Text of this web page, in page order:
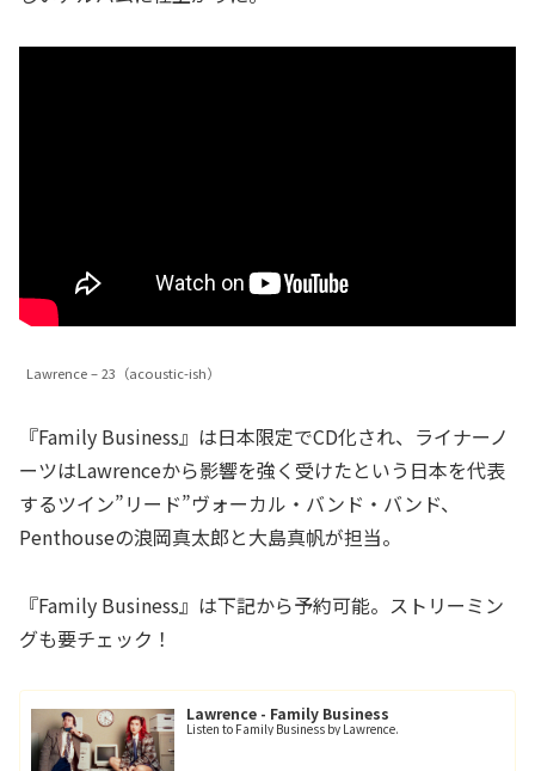
Lawrence – 23（acoustic-ish）
『Family Business』は日本限定でCD化され、ライナーノ
ーツはLawrenceから影響を強く受けたという日本を代表
するツイン”リード”ヴォーカル・バンド・バンド、
Penthouseの浪岡真太郎と大島真帆が担当。
『Family Business』は下記から予約可能。ストリーミン
グも要チェック！
Lawrence - Family Business
Listen to Family Business by Lawrence.